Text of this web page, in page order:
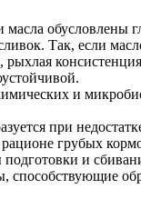
Так, если
и
при
грубых
и